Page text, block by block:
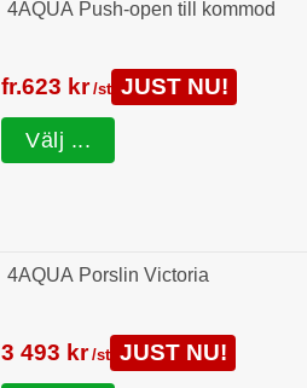
4AQUA Push-open till kommod
fr.623 kr /st JUST NU!
Välj ...
4AQUA Porslin Victoria
3 493 kr /st JUST NU!